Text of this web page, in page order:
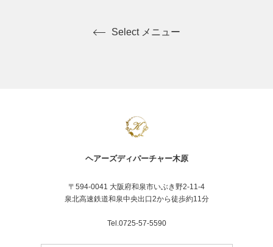
Select メニュー
ヘアーズディパーチャー木原
〒594-0041 大阪府和泉市いぶき野2-11-4
泉北高速鉄道和泉中央出口2から徒歩約11分
Tel.0725-57-5590